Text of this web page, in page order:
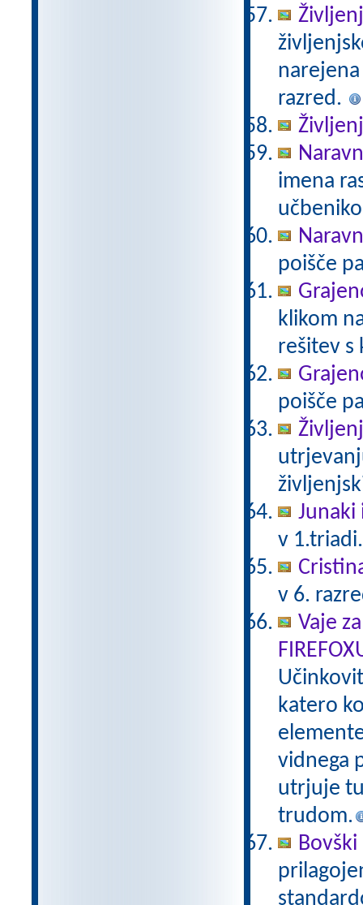
razred.
imena
poišče
klikom
rešitev s
poišče
Junaki
v
v 6.
Vaje
katero
vidnega
utrjuje
trudom.